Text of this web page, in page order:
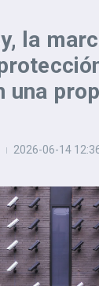
la
una
2026-06-14